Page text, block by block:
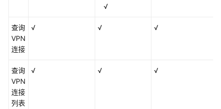
速
入
门
用
户
指
南
√
查询
VPN
连接
√ √ √
查询
VPN
连接
列表
√ √ √